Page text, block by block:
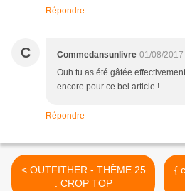
Répondre
C Commedansunlivre 01/08/2017
Ouh tu as été gâtée
encore pour ce bel article !
Répondre
< OUTFITHER - THÈME 25
: CROP TOP
{